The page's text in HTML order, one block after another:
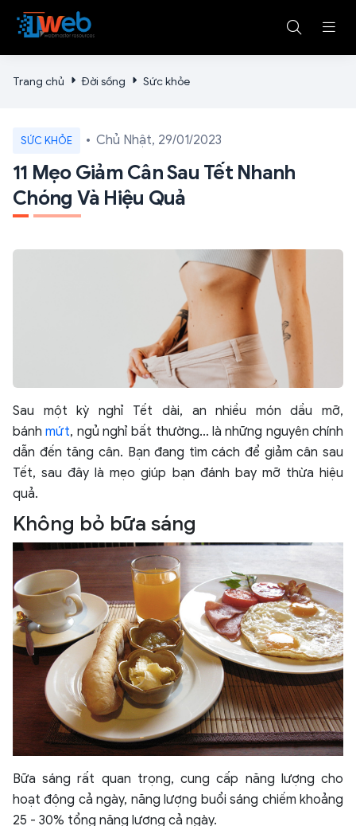
Trang chủ Đời sống Sức khỏe
SỨC KHỎE Chủ Nhật, 29/01/2023
11 Mẹo Giảm Cân Sau Tết Nhanh
Chóng Và Hiệu Quả
Sau một kỳ nghỉ Tết dài, an nhiều món dầu mỡ,
bánhmứt, ngủ nghỉ bất thường… là những nguyên chính
dẫn đến tăng cân. Bạn đang tìm cách để giảm cân sau
Tết, sau đây là mẹo giúp bạn đánh bay mỡ thừa hiệu
quả.
Không bỏ bữa sáng
Bữa sáng rất quan trọng, cung cấp năng lượng cho
hoạt động cả ngày, năng lượng buổi sáng chiếm khoảng
25 - 30% tổng năng lượng cả ngày.